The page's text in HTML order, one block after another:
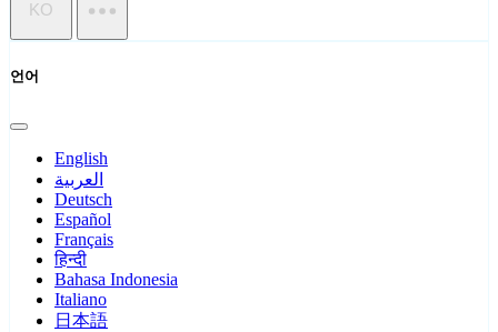
KO
언어
English
العربية
Deutsch
Español
Français
हिन्दी
Bahasa Indonesia
Italiano
日本語